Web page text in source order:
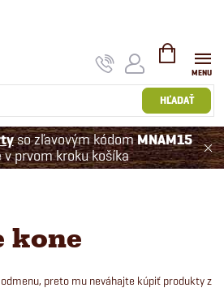
HĽADAŤ
NÁKUPNÝ
KOŠÍK
so zľavovým kódomMNAM15
v prvom kroku košíka
kone
preto mu neváhajte kúpiť produkty z